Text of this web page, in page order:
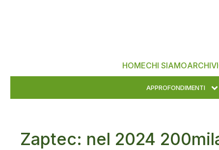
HOMECHI SIAMO
APPROFONDIMENTI
Zaptec: nel 2024